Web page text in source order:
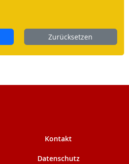
Zurücksetzen
Kontakt
Datenschutz